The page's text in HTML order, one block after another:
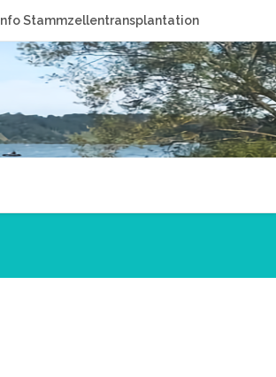
Info Stammzellentransplantation